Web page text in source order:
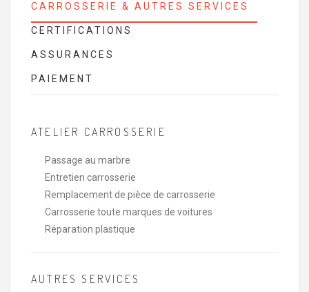
CARROSSERIE & AUTRES SERVICES
CERTIFICATIONS
ASSURANCES
PAIEMENT
ATELIER CARROSSERIE
Passage au marbre
Entretien carrosserie
Remplacement de pièce de carrosserie
Carrosserie toute marques de voitures
Réparation plastique
AUTRES SERVICES